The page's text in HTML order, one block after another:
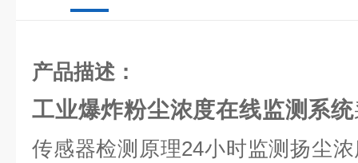
产品描述：
工业爆炸粉尘浓度在线监测系统
传感器检测原理24小时监测扬尘